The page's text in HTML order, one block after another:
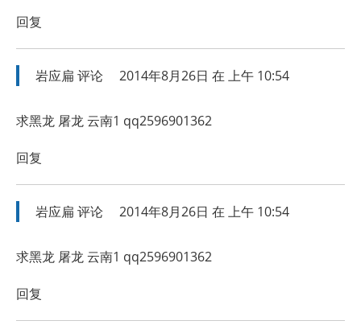
回复
岩应扁 评论 2014年8月26日 在 上午 10:54
求黑龙 屠龙 云南1 qq2596901362
回复
岩应扁 评论 2014年8月26日 在 上午 10:54
求黑龙 屠龙 云南1 qq2596901362
回复